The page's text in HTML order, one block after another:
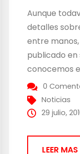
Aunque
detalles
entre
publicado en
conocemos
parece que
un nuevo
En el video
0
Noticias
29 julio,
LEER MAS